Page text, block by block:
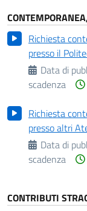
Richiesta
presso il
Data di
scadenza
Richiesta
presso altri
Data di
scadenza
CONTRIBUTI